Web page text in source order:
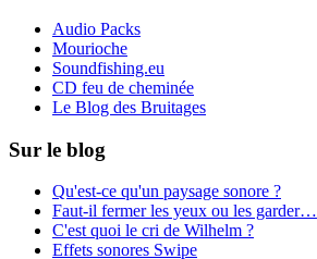
Audio Packs
Mourioche
Soundfishing.eu
CD feu de cheminée
Le Blog des Bruitages
Sur le blog
Qu'est-ce qu'un paysage sonore ?
Faut-il fermer les yeux ou les garder…
C'est quoi le cri de Wilhelm ?
Effets sonores Swipe